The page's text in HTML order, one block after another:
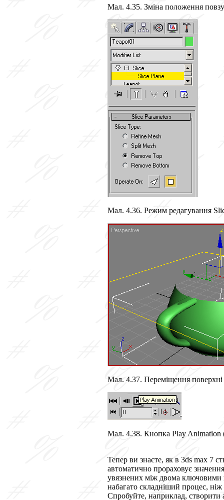
Мал. 4.35. Зміна положення
Мал. 4.36. Режим редагування
Мал. 4.37. Переміщення поверхні
Мал. 4.38. Кнопка Play Animation
Тепер ви знаєте, як в 3ds max 7
автоматично прораховує
увязнених між двома ключовими
набагато складніший процес,
Спробуйте, наприклад, створити